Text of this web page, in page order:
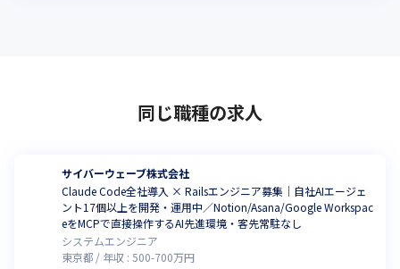
同じ職種の求人
サイバーウェーブ株式会社
Claude Code全社導入 × Railsエンジニア募集｜自社AIエージェ
ント17個以上を開発・運用中／Notion/Asana/Google Workspac
eをMCPで直接操作するAI先進環境・客先常駐なし
システムエンジニア
東京都
年収 : 500-700万円